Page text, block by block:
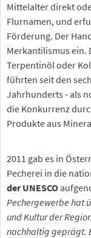
Mittelalter direkt
Flurnamen, und
Förderung. Der
Merkantilismus ein.
Terpentinöl oder
führten seit den
Jahrhunderts - als
die Konkurrenz
Produkte aus
2011 gab es in
Pecherei in die
der UNESCO
Pechergewerbe hat
und Kultur der
nachhaltig geprägt.